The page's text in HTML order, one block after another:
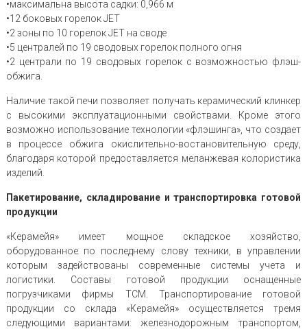
•максимальна высота садки: 0,966 м
•12 боковых горелок JET
•2 зоны по 10 горелок JET на своде
•5 централей по 19 сводовых горелок полного огня
•2 централи по 19 сводовых горелок с возможностью флэш-
обжига.
Наличие такой печи позволяет получать керамический клинкер
с высокими эксплуатационными свойствами. Кроме этого
возможно использование технологии «флэшинга», что создает
в процессе обжига окислительно-востановительную среду,
благодаря которой предоставляется меланжевая колористика
изделий.
Пакетирование, складирование и транспортировка готовой
продукции
«Керамейя» имеет мощное складское хозяйство,
оборудованное по последнему слову техники, в управлении
которым задействованы современные системы учета и
логистики. Составы готовой продукции оснащенные
погрузчиками фирмы TCM. Транспортирование готовой
продукции со склада «Керамейя» осуществляется тремя
следующими вариантами: железнодорожным транспортом,